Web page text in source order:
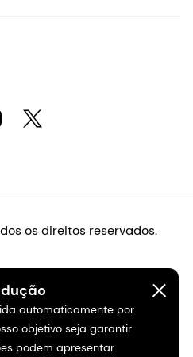
automaticamente por
objetivo seja garantir
podem apresentar
os direitos reservados.